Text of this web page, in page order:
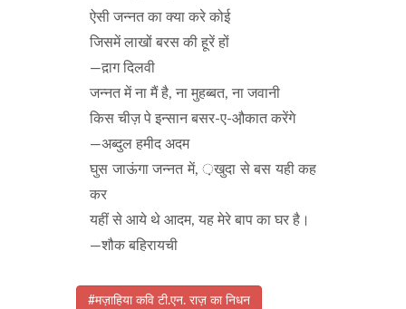
ऐसी जन्नत का क्या करे कोई
जिसमें लाखों बरस की हूरें हों
—द़ाग दिलवी
जन्नत में ना मैं है, ना मुहब्बत, ना जवानी
किस चीज़ पे इन्सान बसर-ए-औ़कात करेंगे
—अब्दुल हमीद अदम
घुस जाऊंगा जन्नत में, ़खुदा से बस यही कह
कर
यहीं से आये थे आदम, यह मेरे बाप का घर है।
—शौक बहिरायची
#मज़ाहिया कवि टी.एन. राज़ का निधन